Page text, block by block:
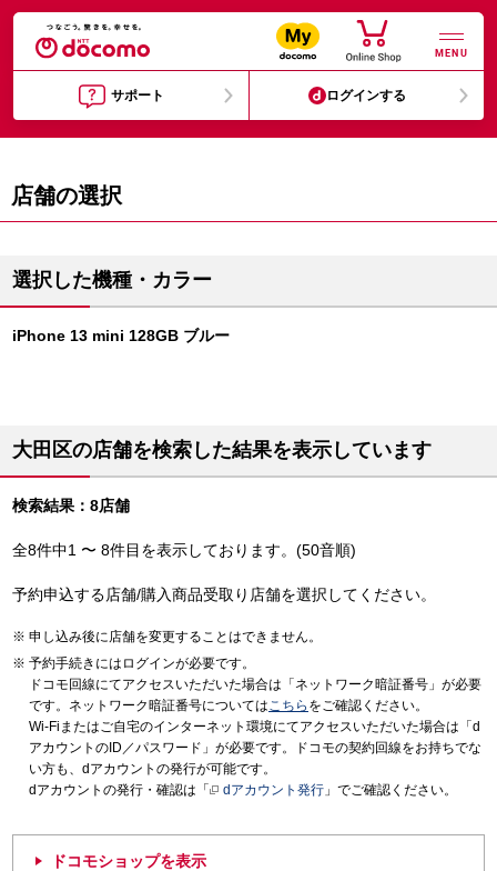
MENU
サポート ログインする
店舗の選択
選択した機種・カラー
iPhone 13 mini 128GB ブルー
大田区の店舗を検索した結果を表示しています
検索結果：8店舗
全8件中1 〜 8件目を表示しております。(50音順)
予約申込する店舗/購入商品受取り店舗を選択してください。
申し込み後に店舗を変更することはできません。
予約手続きにはログインが必要です。
ドコモ回線にてアクセスいただいた場合は「ネットワーク暗証番号」が必要
です。ネットワーク暗証番号についてはこちら をご確認ください。
Wi-Fiまたはご自宅のインターネット環境にてアクセスいただいた場合は「d
アカウントのID／パスワード」が必要です。ドコモの契約回線をお持ちでな
い方も、dアカウントの発行が可能です。
dアカウントの発行・確認は「
dアカウント発行 」でご確認ください。
ドコモショップを表示